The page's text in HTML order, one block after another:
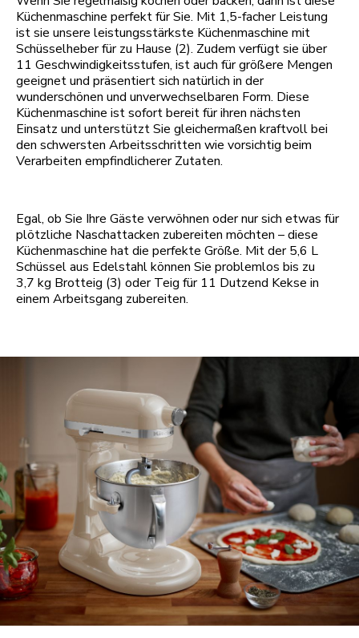
Küchenmaschine perfekt für Sie. Mit 1,5-facher Leistung
ist sie unsere leistungsstärkste Küchenmaschine mit
Schüsselheber für zu Hause (2). Zudem verfügt sie über
11 Geschwindigkeitsstufen, ist auch für größere Mengen
geeignet und präsentiert sich natürlich in der
wunderschönen und unverwechselbaren Form. Diese
Küchenmaschine ist sofort bereit für ihren nächsten
Einsatz und unterstützt Sie gleichermaßen kraftvoll bei
den schwersten Arbeitsschritten wie vorsichtig beim
Verarbeiten empfindlicherer Zutaten.
Egal, ob Sie Ihre Gäste verwöhnen oder nur sich etwas für
plötzliche Naschattacken zubereiten möchten – diese
Küchenmaschine hat die perfekte Größe. Mit der 5,6 L
Schüssel aus Edelstahl können Sie problemlos bis zu
3,7 kg Brotteig (3) oder Teig für 11 Dutzend Kekse in
einem Arbeitsgang zubereiten.